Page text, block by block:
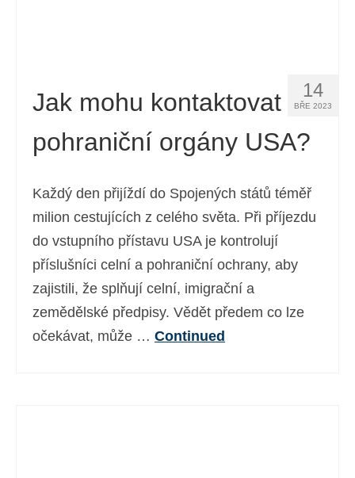
14
BŘE 2023
Jak mohu kontaktovat
pohraniční orgány USA?
Každý den přijíždí do Spojených států téměř
milion cestujících z celého světa. Při příjezdu
do vstupního přístavu USA je kontrolují
příslušníci celní a pohraniční ochrany, aby
zajistili, že splňují celní, imigrační a
zemědělské předpisy. Vědět předem co lze
očekávat, může … Continued